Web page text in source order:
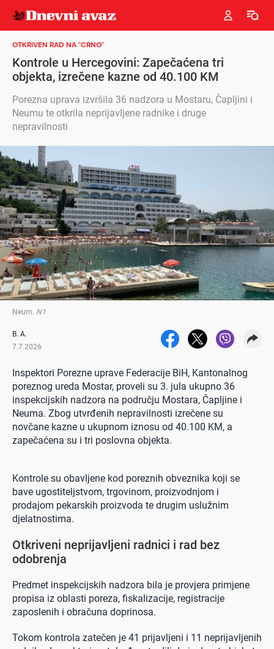
OTKRIVEN RAD NA "CRNO"
Kontrole u Hercegovini: Zapečaćena tri
objekta, izrečene kazne od 40.100 KM
Porezna uprava izvršila 36 nadzora u Mostaru, Čapljini i
Neumu te otkrila neprijavljene radnike i druge
nepravilnosti
Neum. N1
B. A.
7.7.2026
Inspektori Porezne uprave Federacije BiH, Kantonalnog
poreznog ureda Mostar, proveli su 3. jula ukupno 36
inspekcijskih nadzora na području Mostara, Čapljine i
Neuma. Zbog utvrđenih nepravilnosti izrečene su
novčane kazne u ukupnom iznosu od 40.100 KM, a
zapečaćena su i tri poslovna objekta.
Kontrole su obavljene kod poreznih obveznika koji se
bave ugostiteljstvom, trgovinom, proizvodnjom i
prodajom pekarskih proizvoda te drugim uslužnim
djelatnostima.
Otkriveni neprijavljeni radnici i rad bez
odobrenja
Predmet inspekcijskih nadzora bila je provjera primjene
propisa iz oblasti poreza, fiskalizacije, registracije
zaposlenih i obračuna doprinosa.
Tokom kontrola zatečen je 41 prijavljeni i 11 neprijavljenih